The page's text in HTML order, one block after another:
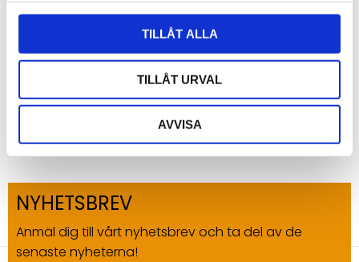
TILLÅT ALLA
TILLÅT URVAL
AVVISA
Bli den första att lämna ett omdöme.
NYHETSBREV
Anmäl dig till vårt nyhetsbrev och ta del av de
senaste nyheterna!